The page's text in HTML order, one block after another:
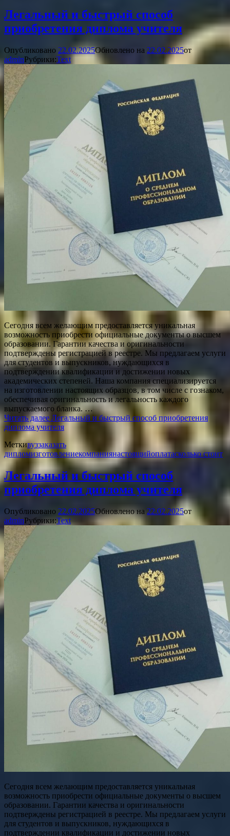
Легальный и быстрый способ
приобретения диплома учителя
Опубликовано 22.02.2025Обновлено на 22.02.2025от
adminРубрики:Text
Сегодня всем желающим предоставляется уникальная
возможность приобрести официальные документы о высшем
образовании. Гарантии качества и оригинальности
подтверждены регистрацией в реестре. Мы предлагаем услуги
для студентов и выпускников, нуждающихся в
подтверждении квалификации и достижении новых
академических степеней. Наша компания специализируется
на изготовлении настоящих образцов, в том числе с гознаком,
обеспечивая оригинальность и легальность каждого
выпускаемого бланка. …
Читать далее Легальный и быстрый способ приобретения
диплома учителя
Меткивуззаказать
дипломизготовлениекомпаниянастоящийоплатасколько стоит
Легальный и быстрый способ
приобретения диплома учителя
Опубликовано 22.02.2025Обновлено на 22.02.2025от
adminРубрики:Text
Сегодня всем желающим предоставляется уникальная
возможность приобрести официальные документы о высшем
образовании. Гарантии качества и оригинальности
подтверждены регистрацией в реестре. Мы предлагаем услуги
для студентов и выпускников, нуждающихся в
подтверждении квалификации и достижении новых